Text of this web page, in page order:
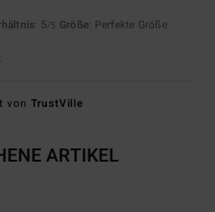
: 5/5 Größe: Perfekte Größe
von TrustVille
ARTIKEL